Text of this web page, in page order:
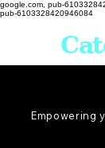
google.com, pub-
pub-6103328420946084
Empowering